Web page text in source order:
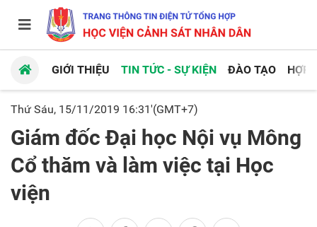
GIỚI THIỆU TIN TỨC - SỰ KIỆN ĐÀO TẠO HỢP
Thứ Sáu, 15/11/2019 16:31'(GMT+7)
Giám đốc Đại học Nội vụ Mông
Cổ thăm và làm việc tại Học
viện